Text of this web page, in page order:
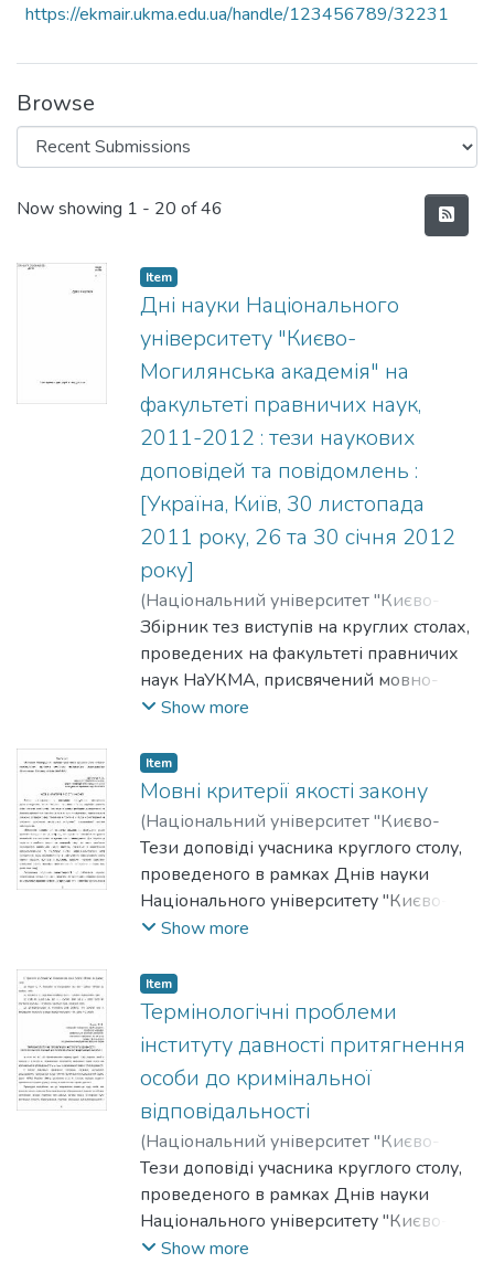
https://ekmair.ukma.edu.ua/handle/123456789/32231
Browse
Recent Submissions
Now showing 1 - 20 of 46
Item
Дні науки Національного
університету "Києво-
Могилянська академія" на
факультеті правничих наук,
2011-2012 : тези наукових
доповідей та повідомлень :
[Україна, Київ, 30 листопада
2011 року, 26 та 30 січня 2012
року]
(Національний університет "Києво-
Могилянська академія", 2012)
Мелешевич, Андрій;Артикуца, Наталія
Галаган, Володимир;Ханик-Посполітак,
Роксолана
Збірник тез виступів на круглих столах,
проведених на факультеті правничих
наук НаУКМА, присвячений мовно-
термінологічним аспектам
питання розвитку приватного права в
сучасних умовах, а також правовим,
процесуальним та криміналістичним
проблеми провадження досудового
слідства в Україні. У повідомленнях
науково-педагогічних працівників,
аспірантів, ад'юнктів, магістрів, студеніів
правоохоронних органів України
розглядаються не лише нагальні
проблеми, що обговорюватися на
засіданнях круглих столів, а й
пропонуються наукові розробки,
спрямовані на вдосконалення чинного
законодавства України.
Show more
Item
Мовні критерії якості закону
(Національний університет "Києво-
Могилянська академія" ,2012)
Артикуца, Наталія
Тези доповіді учасника круглого столу,
проведеного в рамках Днів науки
Національного університету "Києво-
Могилянська академія" на факультеті
Show more
Item
Термінологічні проблеми
інституту давності притягнення
особи до кримінальної
відповідальності
(Національний університет "Києво-
Могилянська академія" ,2012)Баулін,
Олег
Тези доповіді учасника круглого столу,
проведеного в рамках Днів науки
Національного університету "Києво-
Могилянська академія" на факультеті
Show more